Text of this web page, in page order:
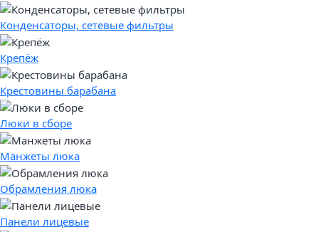
Конденсаторы, сетевые фильтры
Крепёж
Крестовины барабана
Люки в сборе
Манжеты люка
Обрамления люка
Панели лицевые